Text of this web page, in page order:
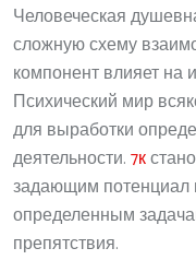
Человеческая
сложную схему
компонент влияет на
Психический мир
для выработки
деятельности.7к
задающим потенциал
определенным
препятствия.